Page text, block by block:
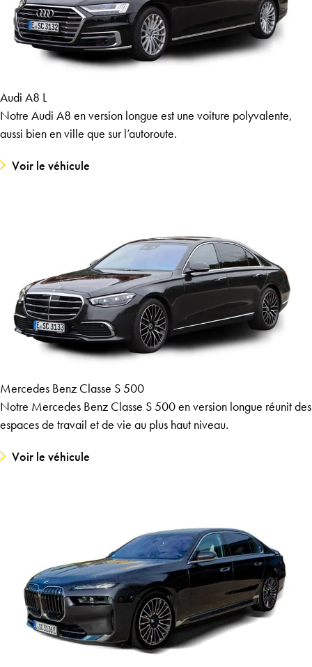
Audi A8 L
Notre Audi A8 en version longue est une voiture polyvalente,
aussi bien en ville que sur l’autoroute.
Voir le véhicule
Mercedes Benz Classe S 500
Notre Mercedes Benz Classe S 500 en version longue réunit des
espaces de travail et de vie au plus haut niveau.
Voir le véhicule